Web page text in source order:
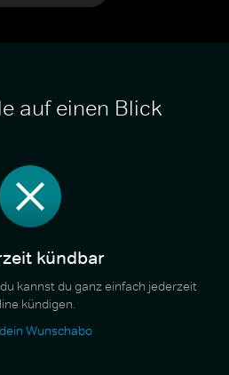
auf einen Blick
kündbar
kannst du ganz einfach jederzeit
kündigen.
Wunschabo